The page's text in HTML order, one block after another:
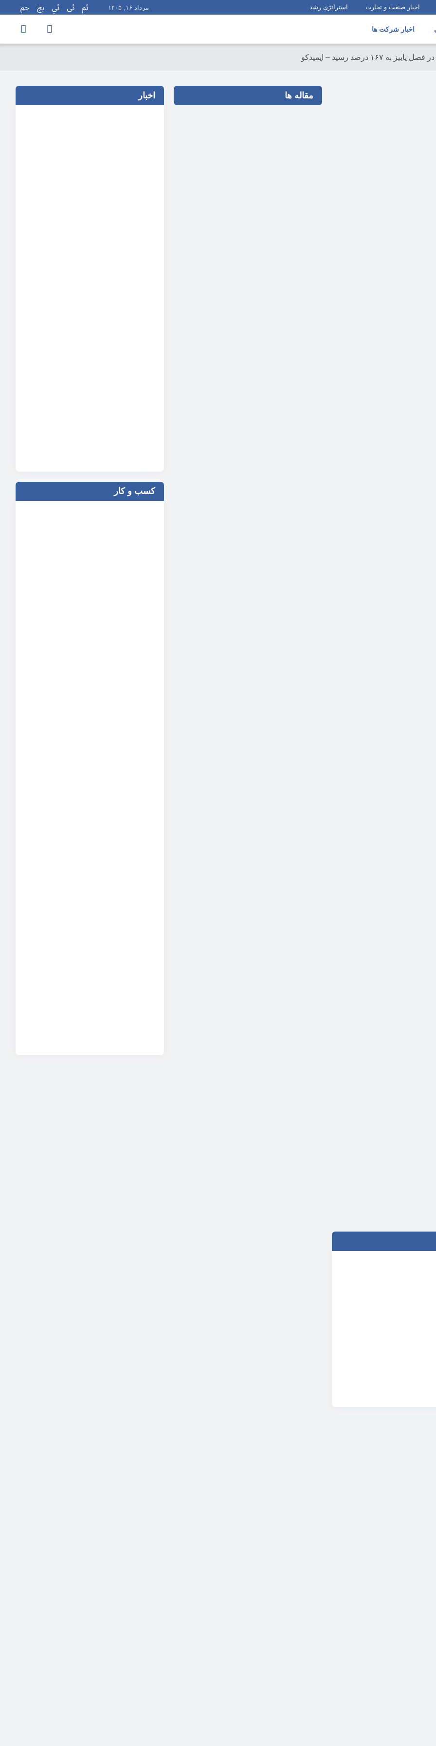
مرداد ۱۶, ۱۴۰۵ اخبار صنعت و تجارت استراتژی رشد
اخبار شرکت ها
۱۶۷ درصد رسید – ایمیدکو
مقاله ها اخبار
کسب و کار